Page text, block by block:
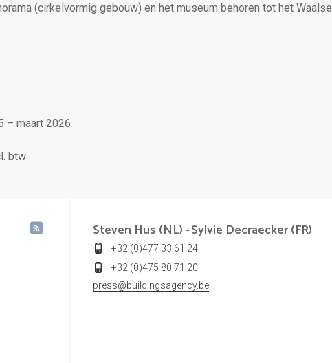
(cirkelvormig gebouw) en het museum behoren tot het Waalse
– maart 2026
btw
Steven Hus (NL) -Sylvie Decraecker (FR)
+32 (0)477 33 61 24
+32 (0)475 80 71 20
press@buildingsagency.be